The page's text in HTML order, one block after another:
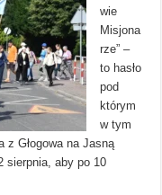
wie
Misjona
rze” –
to hasło
pod
którym
w tym
Głogowa na Jasną
sierpnia, aby po 10